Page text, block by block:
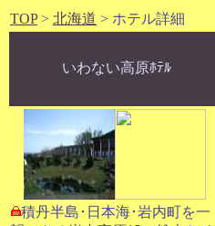
TOP> 北海道 > ホテル詳細
いわない高原ﾎﾃﾙ
積丹半島･日本海･岩内町を一